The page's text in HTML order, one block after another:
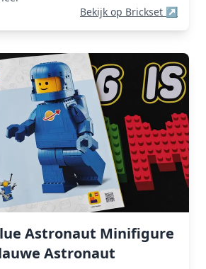
Bekijk op Brickset ↗
Astronaut Minifigure
Astronaut